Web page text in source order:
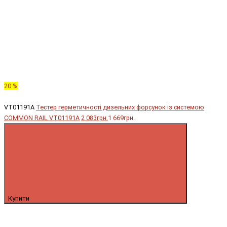
20 %
VT01191A Тестер герметичності дизельних форсунок із системою
COMMON RAIL VT01191A 2 083грн.1 669грн.
Купити